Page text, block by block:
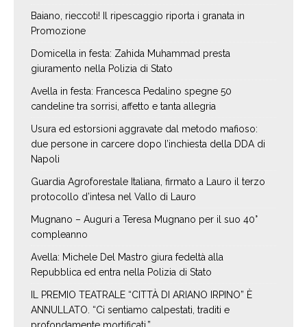
Baiano, rieccoti! Il ripescaggio riporta i granata in
Promozione
Domicella in festa: Zahida Muhammad presta
giuramento nella Polizia di Stato
Avella in festa: Francesca Pedalino spegne 50
candeline tra sorrisi, affetto e tanta allegria
Usura ed estorsioni aggravate dal metodo mafioso:
due persone in carcere dopo l’inchiesta della DDA di
Napoli
Guardia Agroforestale Italiana, firmato a Lauro il terzo
protocollo d’intesa nel Vallo di Lauro
Mugnano – Auguri a Teresa Mugnano per il suo 40°
compleanno
Avella: Michele Del Mastro giura fedeltà alla
Repubblica ed entra nella Polizia di Stato
IL PREMIO TEATRALE “CITTÀ DI ARIANO IRPINO” È
ANNULLATO. “Ci sentiamo calpestati, traditi e